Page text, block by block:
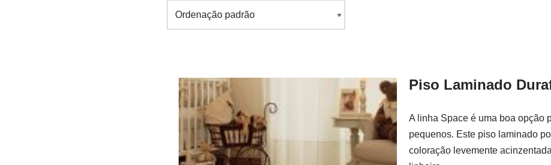
Piso Laminado
A linha Space é uma boa opção
pequenos. Este piso laminado
coloração levemente